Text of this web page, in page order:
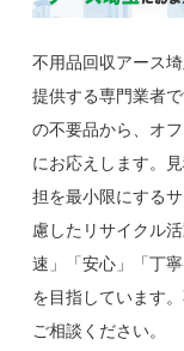
不用品回収アース
提供する専門業者
の不要品から、オ
にお応えします。
担を最小限にする
慮したリサイクル
速」「安心」「丁
を目指しています
ご相談ください。